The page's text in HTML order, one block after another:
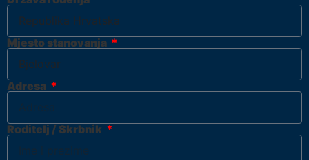
Mjesto stanovanja
Adresa
Roditelj / Skrbnik